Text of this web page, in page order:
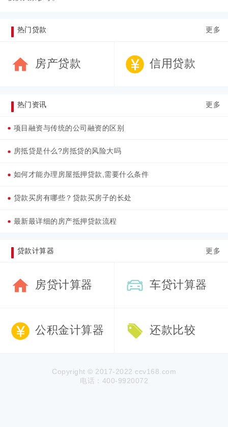
热门贷款 更多
房产贷款 信用贷款
热门资讯 更多
项目融资与传统的公司融资的区别
房抵贷是什么?房抵贷的风险大吗
如何才能办理房屋抵押贷款,需要什么条件
贷款买房有哪些？贷款买房子的长处
最新最详细的房产抵押贷款流程
贷款计算器 更多
房贷计算器 车贷计算器
公积金计算器 还款比较
Copyright © 2017-2022 ccv168.com
电话：400-9920072